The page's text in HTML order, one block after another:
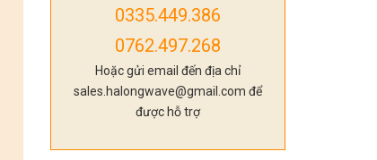
0335.449.386
0762.497.268
Hoặc gửi email đến địa chỉ
sales.halongwave@gmail.com để
được hỗ trợ